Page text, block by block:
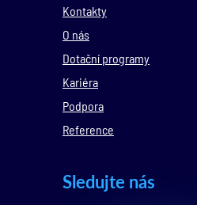
Kontakty
O nás
Dotační programy
Kariéra
Podpora
Reference
Sledujte nás